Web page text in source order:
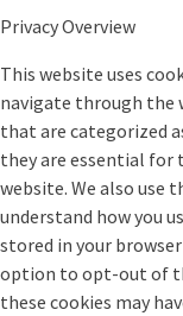
Privacy Overview
This website uses
navigate through the
that are categorized
they are essential
website. We also use
understand how you
stored in your
option to opt-out of
these cookies may